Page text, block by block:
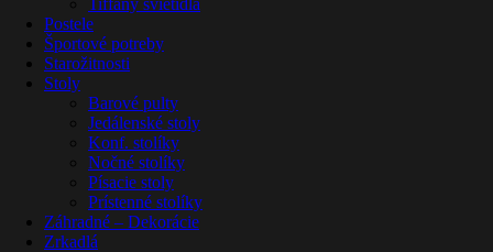
Tiffany svietidlá
Postele
Športové potreby
Starožitnosti
Stoly
Barové pulty
Jedálenské stoly
Konf. stolíky
Nočné stolíky
Písacie stoly
Prístenné stolíky
Záhradné – Dekorácie
Zrkadlá